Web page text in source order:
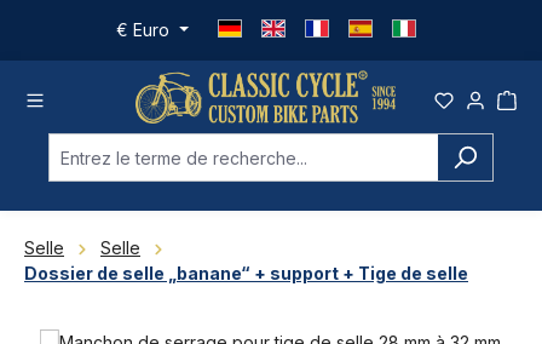
Passer au contenu principal
€ Euro
Selle
Selle
Dossier de selle „banane“ + support + Tige de selle